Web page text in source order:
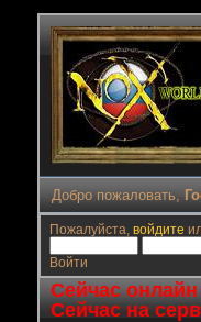
Добро пожаловать,
Пожалуйста, войдите
Войти
Сейчас
Сейчас на